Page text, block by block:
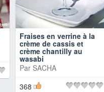
Fraises en verrine à la
crème de cassis et
crème chantilly au
wasabi
Par SACHA
368